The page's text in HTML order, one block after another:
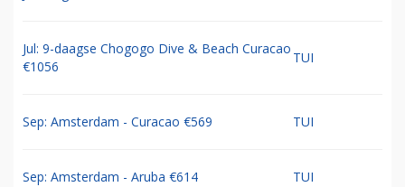
Jul: 9-daagse Chogogo Dive & Beach Curacao
€1056
TUI
Sep: Amsterdam - Curacao €569 TUI
Sep: Amsterdam - Aruba €614 TUI